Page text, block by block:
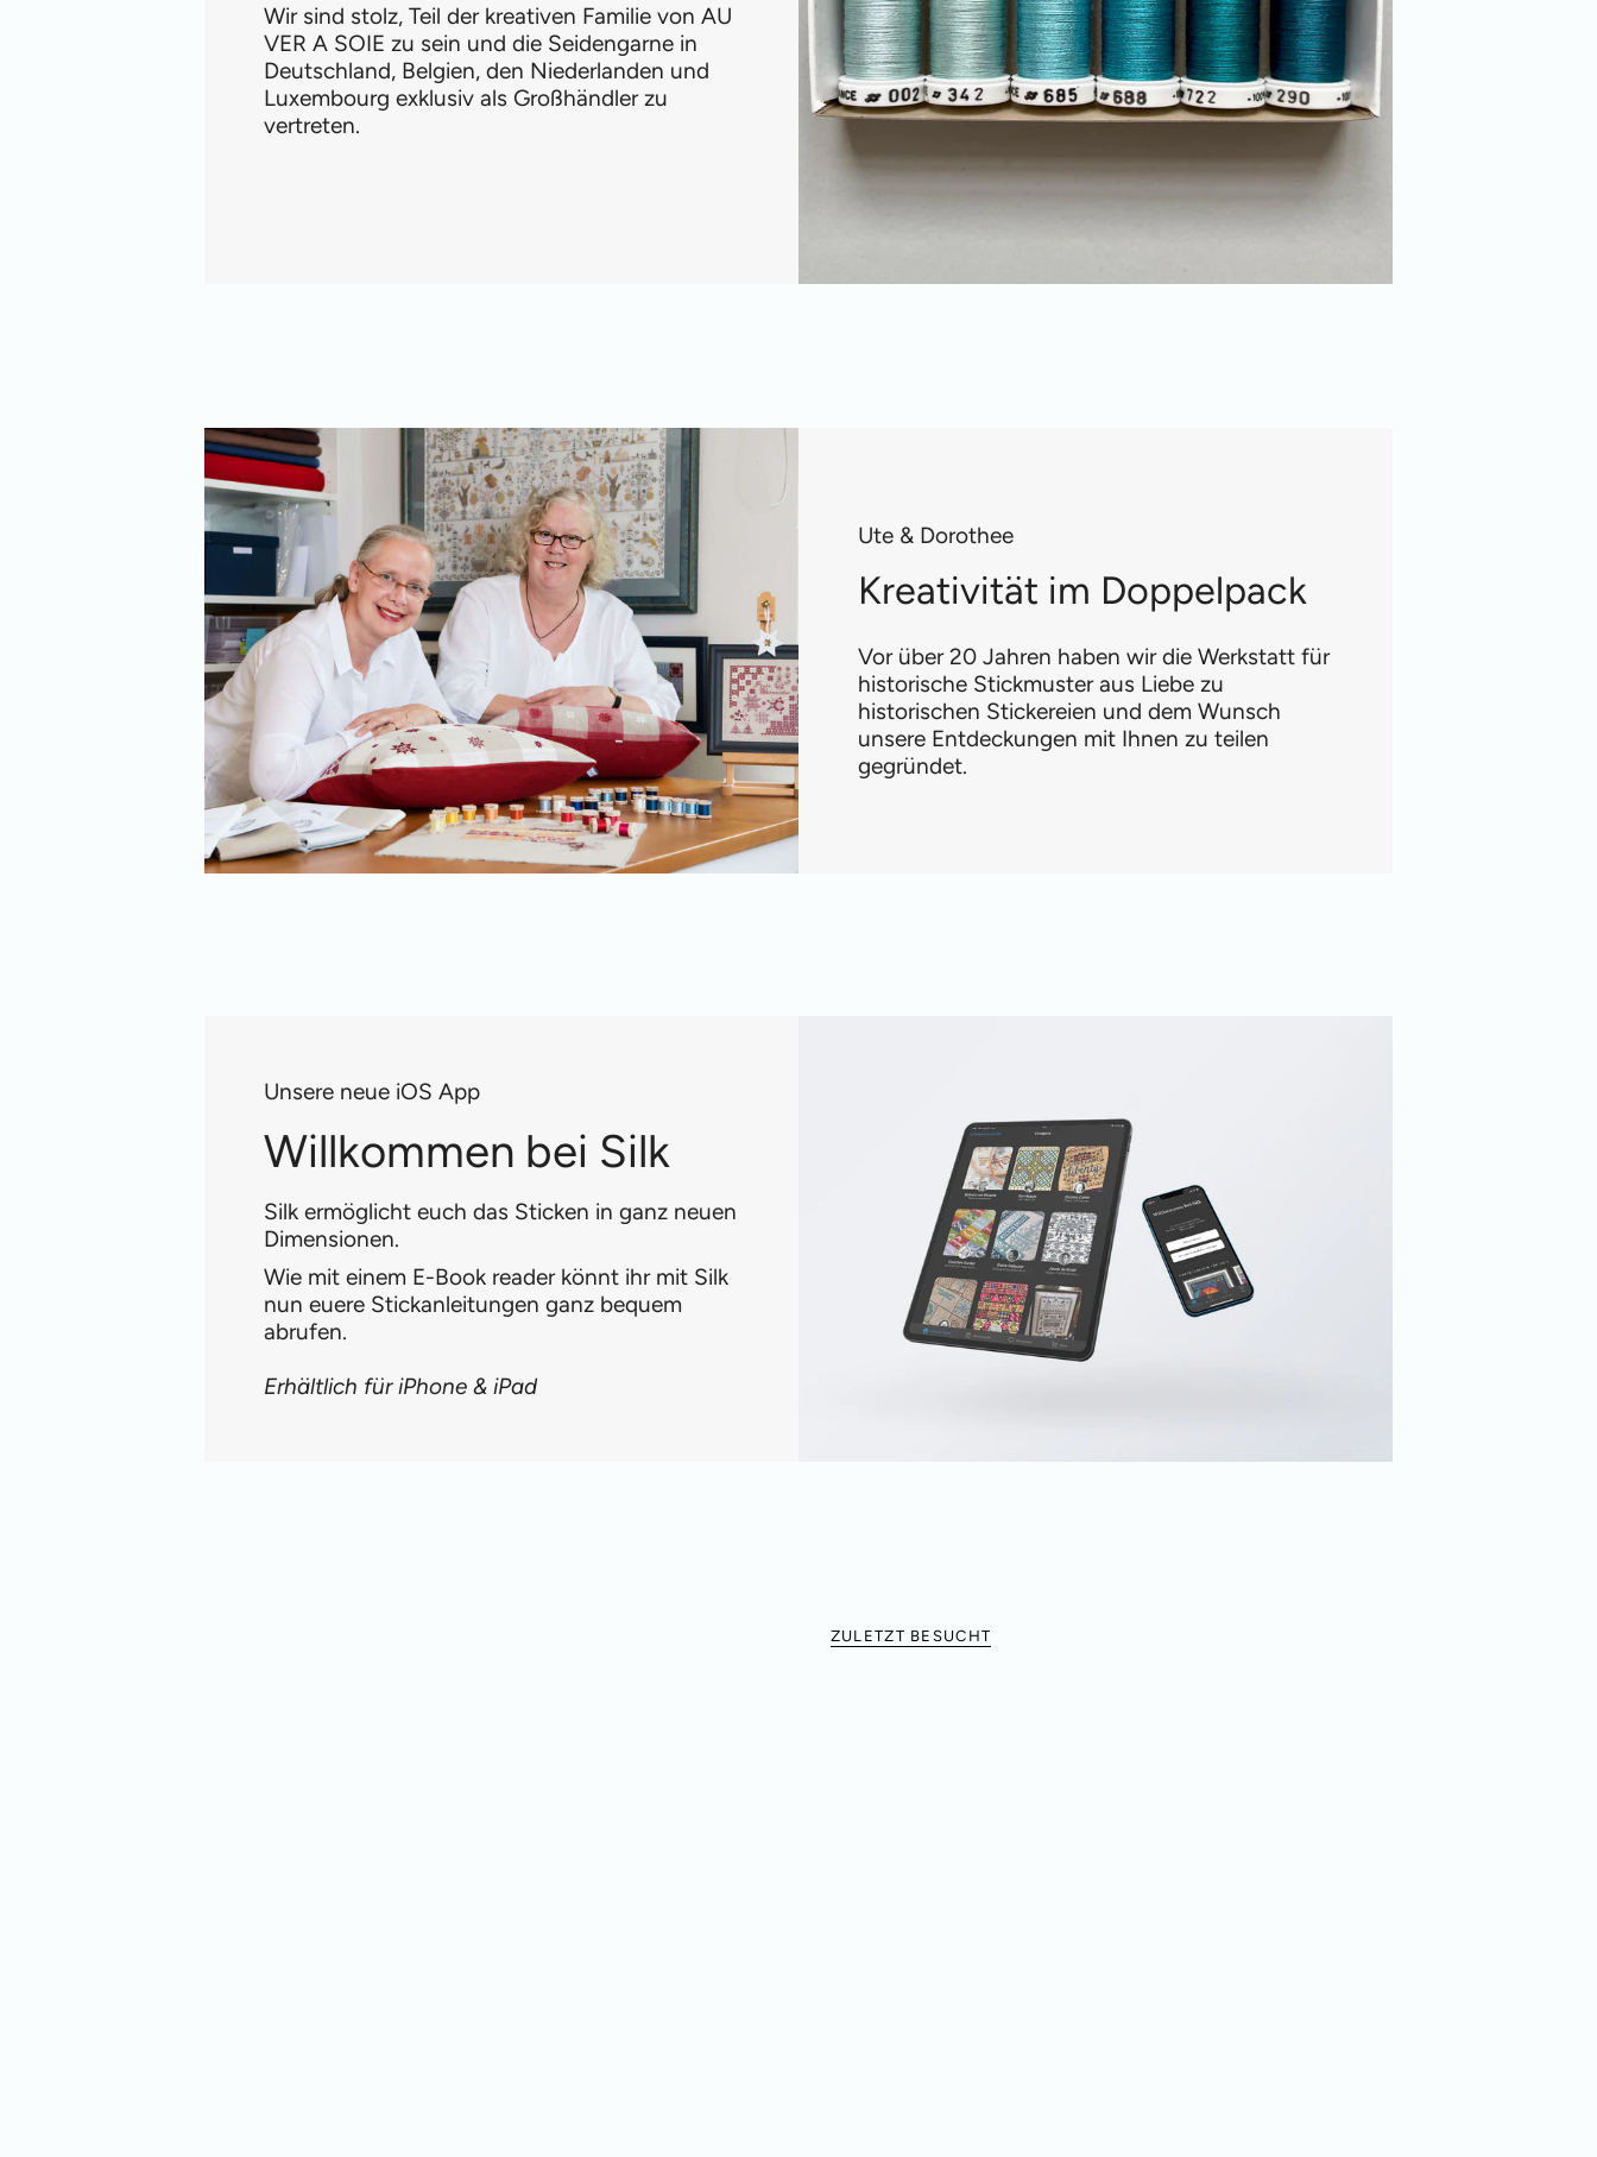
Wir sind stolz, Teil der kreativen Familie von AU
VER A SOIE zu sein und die Seidengarne in
Deutschland, Belgien, den Niederlanden und
Luxembourg exklusiv als Großhändler zu
vertreten.
Ute & Dorothee
Kreativität im Doppelpack
Vor über 20 Jahren haben wir die Werkstatt für
historische Stickmuster aus Liebe zu
historischen Stickereien und dem Wunsch
unsere Entdeckungen mit Ihnen zu teilen
gegründet.
Unsere neue iOS App
Willkommen bei Silk
Silk ermöglicht euch das Sticken in ganz neuen
Dimensionen.
Wie mit einem E-Book reader könnt ihr mit Silk
nun euere Stickanleitungen ganz bequem
abrufen.
Erhältlich für iPhone & iPad
ZULETZT BESUCHT